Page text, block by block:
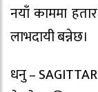
नयाँ काममा
लाभदायी बन्नेछ।
धनु –